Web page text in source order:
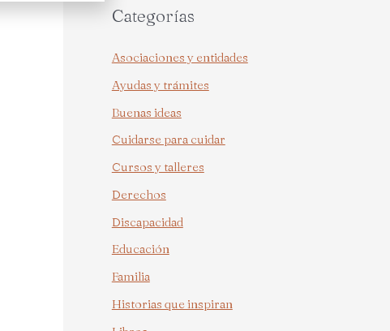
Categorías
Asociaciones y entidades
Ayudas y trámites
Buenas ideas
Cuidarse para cuidar
Cursos y talleres
Derechos
Discapacidad
Educación
Familia
Historias que inspiran